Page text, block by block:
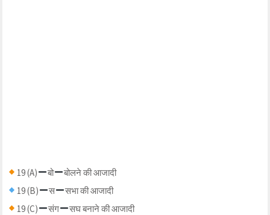
19 (A) बो
बोलने की आजादी
19 (B)
स
सभा की आजादी
19 (C)
संग
सघ बनाने की आजादी